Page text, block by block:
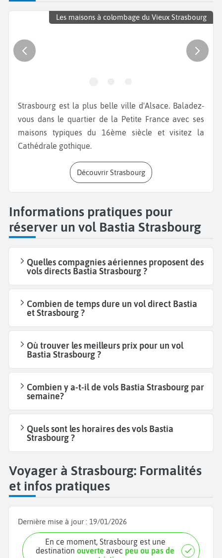
Les maisons à colombage du Vieux Strasbourg
Strasbourg est la plus belle ville d'Alsace. Baladez-
vous dans le quartier de la Petite France avec ses
maisons typiques du 16ème siècle et visitez la
Cathédrale gothique.
Découvrir Strasbourg
Informations pratiques pour
réserver un vol Bastia Strasbourg
Quelles compagnies aériennes proposent des
vols directs Bastia Strasbourg ?
Combien de temps dure un vol direct Bastia
et Strasbourg ?
Où trouver les meilleurs prix pour un vol
Bastia Strasbourg ?
Combien y a-t-il de vols Bastia Strasbourg par
semaine?
Quels sont les horaires des vols Bastia
Strasbourg ?
Voyager à Strasbourg: Formalités
et infos pratiques
Dernière mise à jour : 19/01/2026
En ce moment, Strasbourg est une
destinationouverte avec peu ou pas de